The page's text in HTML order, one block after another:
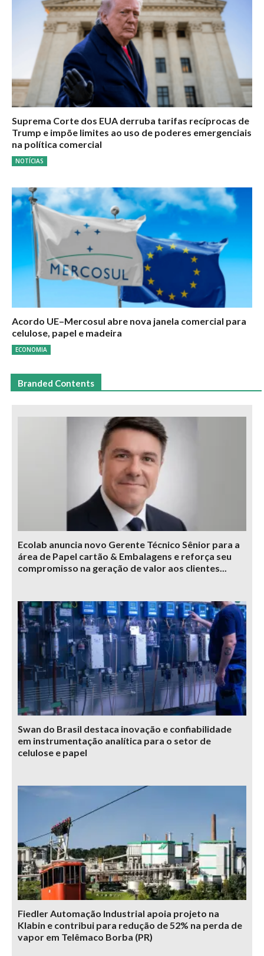
Suprema Corte dos EUA derruba tarifas recíprocas de
Trump e impõe limites ao uso de poderes emergenciais
na política comercial
NOTÍCIAS
Acordo UE–Mercosul abre nova janela comercial para
celulose, papel e madeira
ECONOMIA
Branded Contents
Ecolab anuncia novo Gerente Técnico Sênior para a
área de Papel cartão & Embalagens e reforça seu
compromisso na geração de valor aos clientes...
Swan do Brasil destaca inovação e confiabilidade
em instrumentação analítica para o setor de
celulose e papel
Fiedler Automação Industrial apoia projeto na
Klabin e contribui para redução de 52% na perda de
vapor em Telêmaco Borba (PR)